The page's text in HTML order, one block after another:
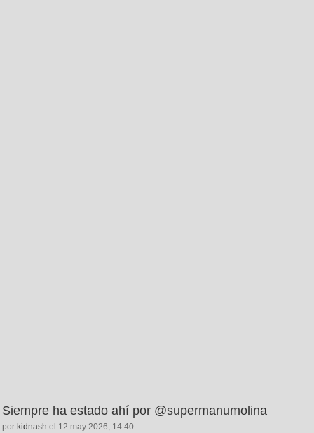
Siempre ha estado ahí por @supermanumolina
por kidnash el 12 may 2026, 14:40